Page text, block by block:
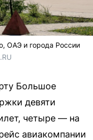
ОАЭ и города России
Большое
девяти
четыре — на
авиакомпании